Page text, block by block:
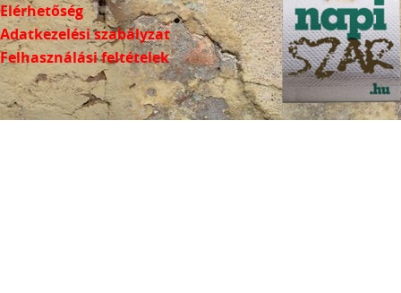
Elérhetőség
Adatkezelési szabályzat
Felhasználási feltételek